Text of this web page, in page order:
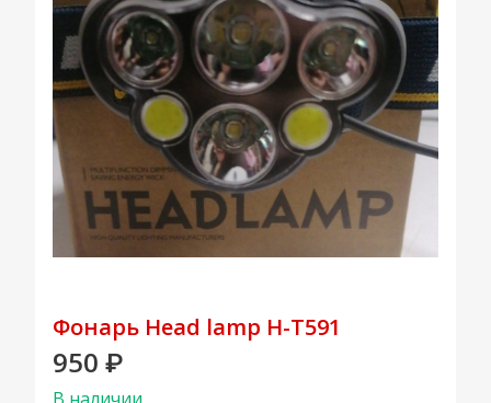
Фонарь Head lamp H-T591
950 ₽